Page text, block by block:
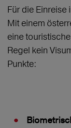
Für die Einreise
Mit einem
eine
Regel kein
Punkte: